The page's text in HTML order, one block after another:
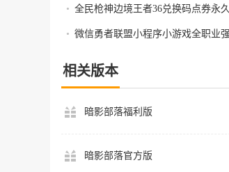
• 全民枪神边境王者36兑换码点券永
• 微信勇者联盟小程序小游戏全职业
相关版本
暗影部落福利版
暗影部落官方版